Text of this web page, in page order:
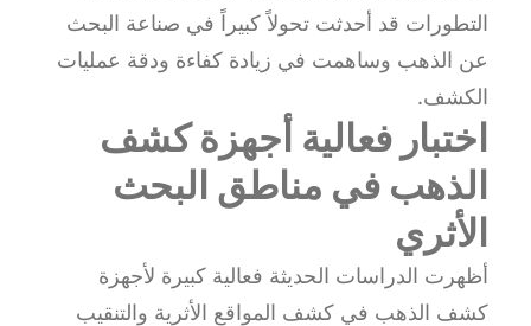
التطورات قد أحدثت تحولاً كبيراً في صناعة البحث
عن الذهب وساهمت في زيادة كفاءة ودقة عمليات
الكشف.
اختبار فعالية أجهزة كشف
الذهب في مناطق البحث
الأثري
أظهرت الدراسات الحديثة فعالية كبيرة لأجهزة
كشف الذهب في كشف المواقع الأثرية والتنقيب